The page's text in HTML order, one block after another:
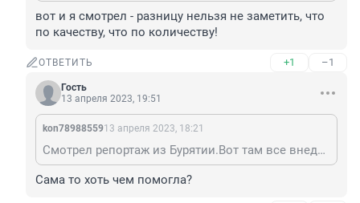
вот и я смотрел - разницу нельзя не заметить, что
по качеству, что по количеству!
ОТВЕТИТЬ +1 –1
Гость
13 апреля 2023, 19:51
kon7898855913 апреля 2023, 18:21
Смотрел репортаж из Бурятии.Вот там все внедорожники есть,не то что наши путаты.
Сама то хоть чем помогла?